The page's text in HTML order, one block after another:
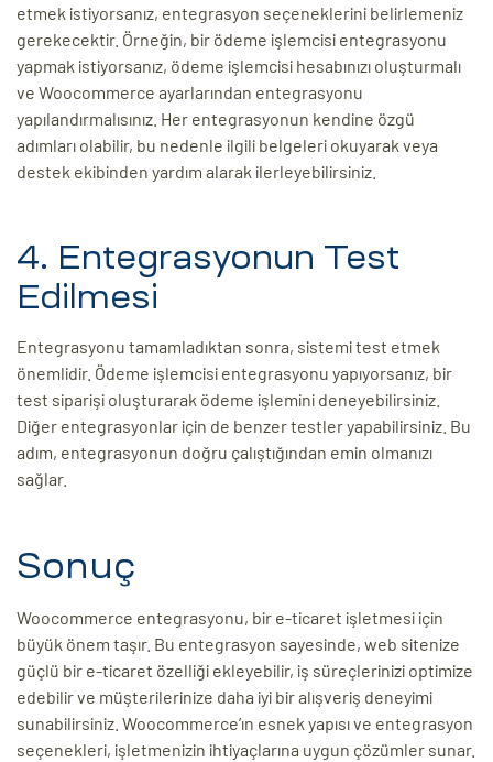
etmek istiyorsanız, entegrasyon seçeneklerini belirlemeniz
gerekecektir. Örneğin, bir ödeme işlemcisi entegrasyonu
yapmak istiyorsanız, ödeme işlemcisi hesabınızı oluşturmalı
ve Woocommerce ayarlarından entegrasyonu
yapılandırmalısınız. Her entegrasyonun kendine özgü
adımları olabilir, bu nedenle ilgili belgeleri okuyarak veya
destek ekibinden yardım alarak ilerleyebilirsiniz.
4. Entegrasyonun Test
Edilmesi
Entegrasyonu tamamladıktan sonra, sistemi test etmek
önemlidir. Ödeme işlemcisi entegrasyonu yapıyorsanız, bir
test siparişi oluşturarak ödeme işlemini deneyebilirsiniz.
Diğer entegrasyonlar için de benzer testler yapabilirsiniz. Bu
adım, entegrasyonun doğru çalıştığından emin olmanızı
sağlar.
Sonuç
Woocommerce entegrasyonu, bir e-ticaret işletmesi için
büyük önem taşır. Bu entegrasyon sayesinde, web sitenize
güçlü bir e-ticaret özelliği ekleyebilir, iş süreçlerinizi optimize
edebilir ve müşterilerinize daha iyi bir alışveriş deneyimi
sunabilirsiniz. Woocommerce’ın esnek yapısı ve entegrasyon
seçenekleri, işletmenizin ihtiyaçlarına uygun çözümler sunar.